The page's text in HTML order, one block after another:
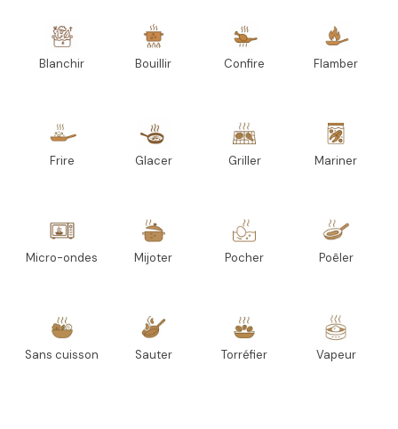
Blanchir Bouillir Confire Flamber
Frire Glacer Griller Mariner
Micro-ondes Mijoter Pocher Poêler
Sans cuisson Sauter Torréfier Vapeur